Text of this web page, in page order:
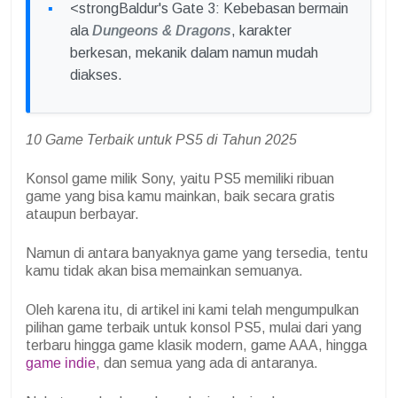
<strongBaldur's Gate 3: Kebebasan bermain
ala Dungeons & Dragons, karakter
berkesan, mekanik dalam namun mudah
diakses.
10 Game Terbaik untuk PS5 di Tahun 2025
Konsol game milik Sony, yaitu PS5 memiliki ribuan
game yang bisa kamu mainkan, baik secara gratis
ataupun berbayar.
Namun di antara banyaknya game yang tersedia, tentu
kamu tidak akan bisa memainkan semuanya.
Oleh karena itu, di artikel ini kami telah mengumpulkan
pilihan game terbaik untuk konsol PS5, mulai dari yang
terbaru hingga game klasik modern, game AAA, hingga
game indie, dan semua yang ada di antaranya.